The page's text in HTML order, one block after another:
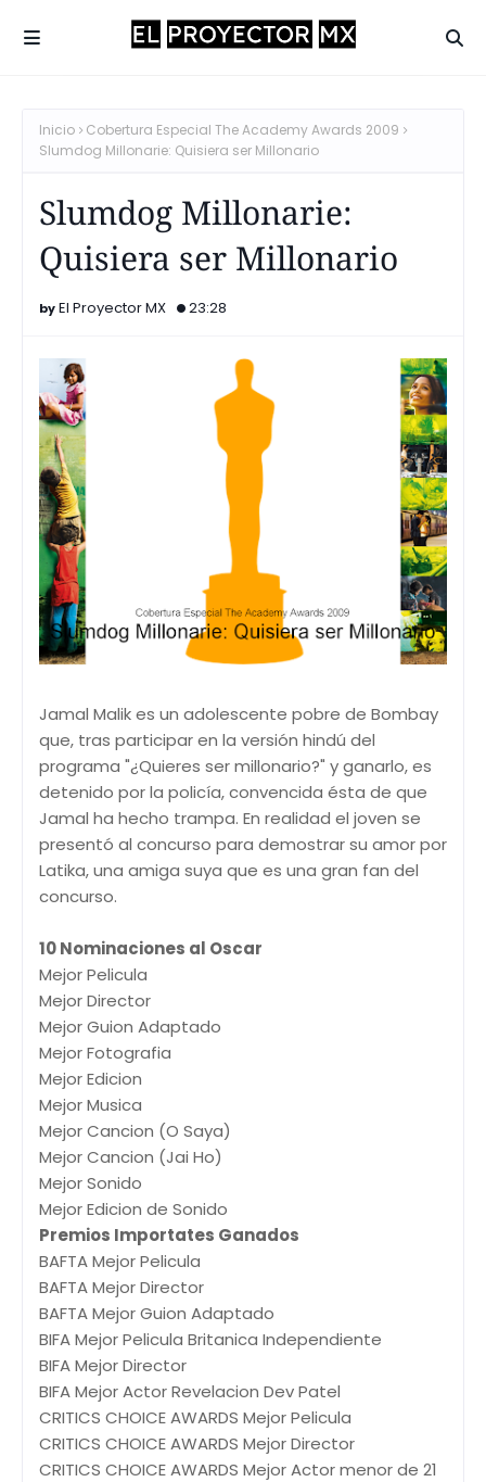
Inicio
Cobertura Especial The Academy Awards 2009
Slumdog Millonarie: Quisiera ser Millonario
Slumdog Millonarie:
Quisiera ser Millonario
El Proyector MX 23:28
Jamal Malik es un adolescente pobre de Bombay
que, tras participar en la versión hindú del
programa "¿Quieres ser millonario?" y ganarlo, es
detenido por la policía, convencida ésta de que
Jamal ha hecho trampa. En realidad el joven se
presentó al concurso para demostrar su amor por
Latika, una amiga suya que es una gran fan del
concurso.
10 Nominaciones al Oscar
Mejor Pelicula
Mejor Director
Mejor Guion Adaptado
Mejor Fotografia
Mejor Edicion
Mejor Musica
Mejor Cancion (O Saya)
Mejor Cancion (Jai Ho)
Mejor Sonido
Mejor Edicion de Sonido
Premios Importates Ganados
BAFTA Mejor Pelicula
BAFTA Mejor Director
BAFTA Mejor Guion Adaptado
BIFA Mejor Pelicula Britanica Independiente
BIFA Mejor Director
BIFA Mejor Actor Revelacion Dev Patel
CRITICS CHOICE AWARDS Mejor Pelicula
CRITICS CHOICE AWARDS Mejor Director
CRITICS CHOICE AWARDS Mejor Actor menor de 21